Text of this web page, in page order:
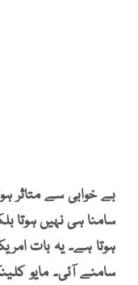
بے خوابی سے متاثر
سامنا ہی نہیں ہوتا
ہوتا ہے۔ یہ بات
سامنے آئی۔ مایو